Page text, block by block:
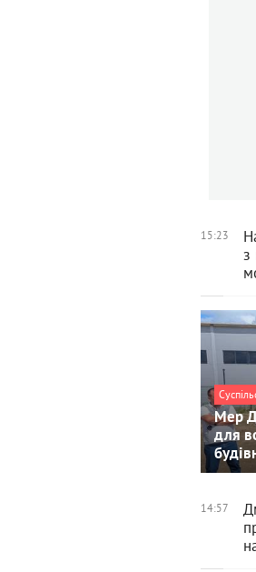
15:23
з
Мер
для
14:57